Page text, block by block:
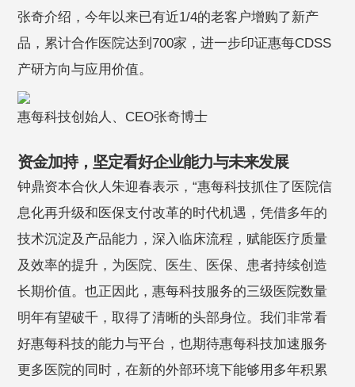
张奇介绍，今年以来已有近1/4的老客户增购了新产
品，累计合作医院达到700家，进一步印证惠每CDSS
产研方向与应用价值。
惠每科技创始人、CEO张奇博士
资金加持，坚定看好企业能力与未来发展
钟鼎资本合伙人朱迎春表示，“惠每科技抓住了医院信
息化再升级和医保支付改革的时代机遇，凭借多年的
技术沉淀及产品能力，深入临床流程，赋能医疗质量
及效率的提升，为医院、医生、医保、患者持续创造
长期价值。也正因此，惠每科技服务的三级医院数量
明年有望破千，取得了清晰的头部身位。我们非常看
好惠每科技的能力与平台，也期待惠每科技加速服务
更多医院的同时，在新的外部环境下能够用多年积累